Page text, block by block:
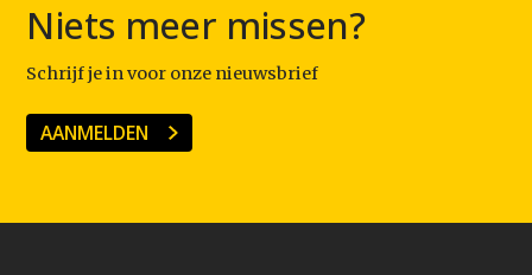
Niets meer missen?
Schrijf je in voor onze nieuwsbrief
AANMELDEN